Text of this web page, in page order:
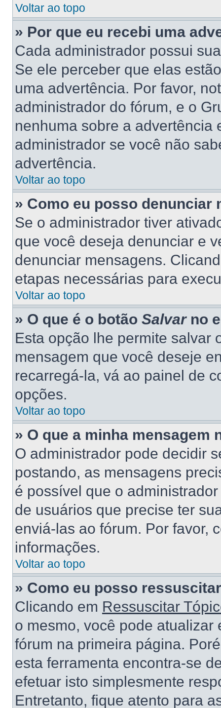
Voltar ao topo
» Por que eu recebi uma
Cada administrador possui
Se ele perceber que elas
uma advertência. Por favor,
administrador do fórum, e o
nenhuma sobre a advertência
administrador se você não
advertência.
Voltar ao topo
» Como eu posso denunciar
Se o administrador tiver
que você deseja denunciar e
denunciar mensagens.
etapas necessárias para
Voltar ao topo
» O que é o botão Salvarno
Esta opção lhe permite salvar
mensagem que você deseje
recarregá-la, vá ao painel de
opções.
Voltar ao topo
» O que a minha mensagem
O administrador pode decidir
postando, as mensagens
é possível que o
de usuários que precise ter
enviá-las ao fórum. Por favor,
informações.
Voltar ao topo
» Como eu posso
Clicando em Ressuscitar
o mesmo, você pode
fórum na primeira página.
esta ferramenta encontra-se
efetuar isto simplesmente
Entretanto, fique atento para